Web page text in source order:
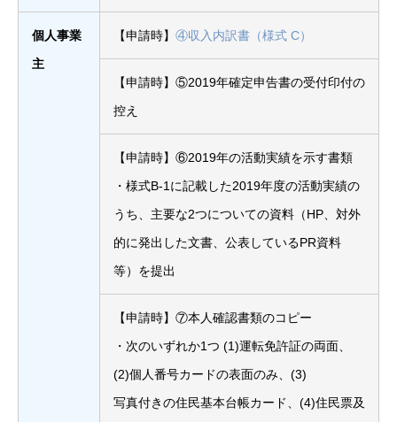
個人事業
主
【申請時】 ④収入内訳書（様式 C）
【申請時】⑤2019年確定申告書の受付印付の
控え
【申請時】⑥2019年の活動実績を示す書類
・様式B-1に記載した2019年度の活動実績の
うち、主要な2つについての資料（HP、対外
的に発出した文書、公表しているPR資料
等）を提出
【申請時】⑦本人確認書類のコピー
・次のいずれか1つ (1)運転免許証の両面、
(2)個人番号カードの表面のみ、(3)
写真付きの住民基本台帳カード、(4)住民票及